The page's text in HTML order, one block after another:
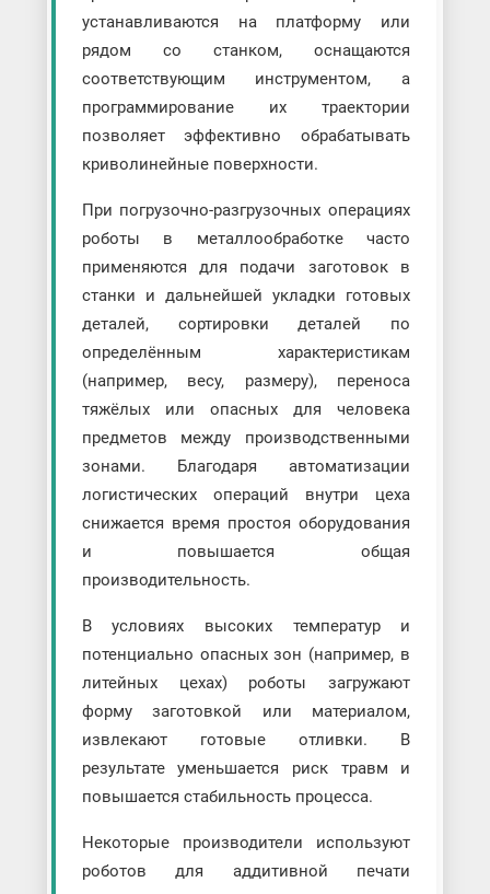
устанавливаются на платформу или
рядом со станком, оснащаются
соответствующим инструментом, а
программирование их траектории
позволяет эффективно обрабатывать
криволинейные поверхности.
При погрузочно-разгрузочных операциях
роботы в металлообработке часто
применяются для подачи заготовок в
станки и дальнейшей укладки готовых
деталей, сортировки деталей по
определённым характеристикам
(например, весу, размеру), переноса
тяжёлых или опасных для человека
предметов между производственными
зонами. Благодаря автоматизации
логистических операций внутри цеха
снижается время простоя оборудования
и повышается общая
производительность.
В условиях высоких температур и
потенциально опасных зон (например, в
литейных цехах) роботы загружают
форму заготовкой или материалом,
извлекают готовые отливки. В
результате уменьшается риск травм и
повышается стабильность процесса.
Некоторые производители используют
роботов для аддитивной печати